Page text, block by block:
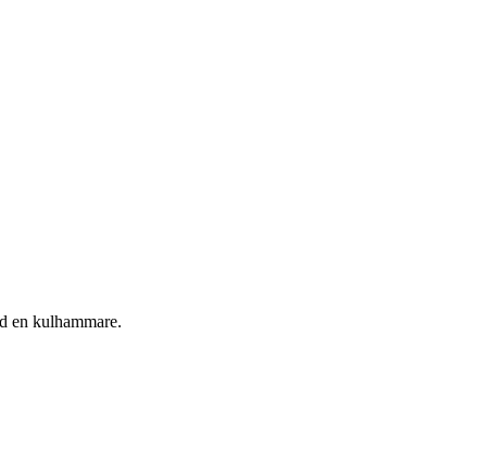
en kulhammare.